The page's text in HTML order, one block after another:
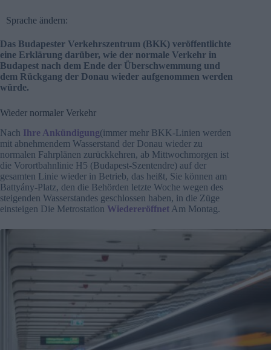
Sprache ändern:
Das Budapester Verkehrszentrum (BKK) veröffentlichte
eine Erklärung darüber, wie der normale Verkehr in
Budapest nach dem Ende der Überschwemmung und
dem Rückgang der Donau wieder aufgenommen werden
würde.
Wieder normaler Verkehr
Nach Ihre Ankündigung(immer mehr BKK-Linien werden
mit abnehmendem Wasserstand der Donau wieder zu
normalen Fahrplänen zurückkehren, ab Mittwochmorgen ist
die Vorortbahnlinie H5 (Budapest-Szentendre) auf der
gesamten Linie wieder in Betrieb, das heißt, Sie können am
Battyány-Platz, den die Behörden letzte Woche wegen des
steigenden Wasserstandes geschlossen haben, in die Züge
einsteigen Die Metrostation Wiedereröffnet Am Montag.